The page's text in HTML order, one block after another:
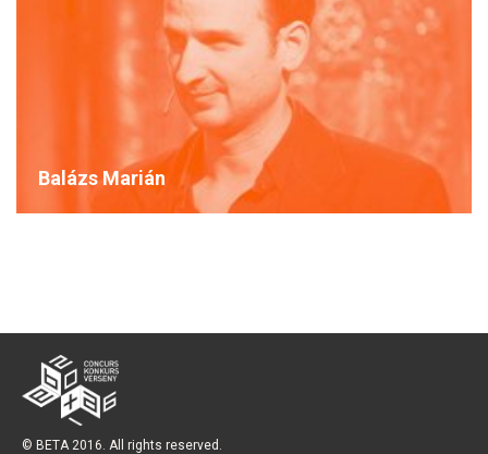
Balázs Marián
© BETA 2016. All rights reserved.